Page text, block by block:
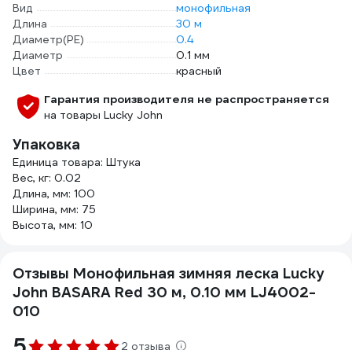
Вид
монофильная
Длина
30 м
Диаметр(PE)
0.4
Диаметр
0.1 мм
Цвет
красный
Гарантия производителя не распространяется
на товары Lucky John
Упаковка
Единица товара: Штука
Вес, кг: 0.02
Длина, мм: 100
Ширина, мм: 75
Высота, мм: 10
Отзывы Монофильная зимняя леска Lucky
John BASARA Red 30 м, 0.10 мм LJ4002-
010
2 отзыва